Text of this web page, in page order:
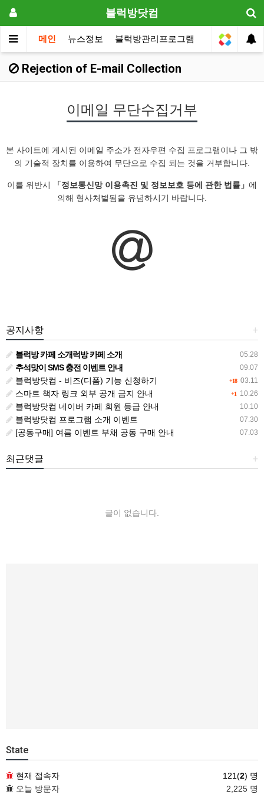
블럭방닷컴
메인 뉴스정보 블럭방관리프로그램 원장전용
Rejection of E-mail Collection
이메일 무단수집거부
본 사이트에 게시된 이메일 주소가 전자우편 수집 프로그램이나 그 밖
의 기술적 장치를 이용하여 무단으로 수집 되는 것을 거부합니다.
이를 위반시 「정보통신망 이용촉진 및 정보보호 등에 관한 법률」 에
의해 형사처벌됨을 유념하시기 바랍니다.
+
공지사항
05.28
블럭방 카페 소개럭방 카페 소개
09.07
추석맞이 SMS 충전 이벤트 안내
+18 03.11
블럭방닷컴 - 비즈(디폼) 기능 신청하기
+1 10.26
스마트 책자 링크 외부 공개 금지 안내
10.10
블럭방닷컴 네이버 카페 회원 등급 안내
07.30
블럭방닷컴 프로그램 소개 이벤트
07.03
[공동구매] 여름 이벤트 부채 공동 구매 안내
+
최근댓글
글이 없습니다.
State
현재 접속자 121(2) 명
오늘 방문자
2,225 명